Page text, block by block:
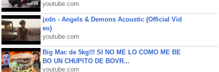
youtube.com
jxdn - Angels & Demons Acoustic (Official Vid
eo)
youtube.com
Big Mac de 5kg!!! SI NO ME LO COMO ME BE
BO UN CHUPITO DE BOVR...
youtube.com